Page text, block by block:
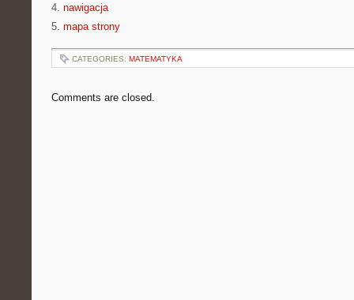
4. nawigacja
5. mapa strony
CATEGORIES: MATEMATYKA
Comments are closed.